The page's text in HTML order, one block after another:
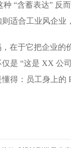
种 “含蓄表达” 反
适合工业风企业
在于它把企业
是 “这是 XX 公
得：员工身上的